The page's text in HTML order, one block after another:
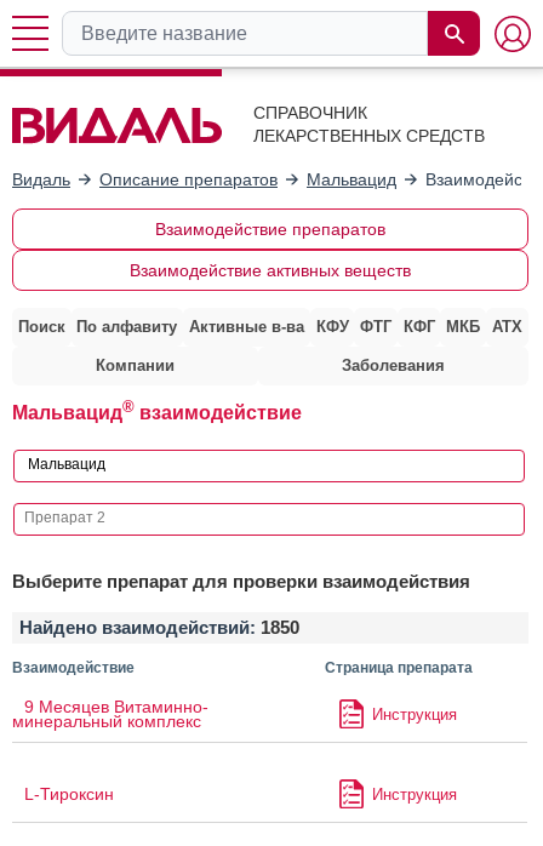
СПРАВОЧНИК
ЛЕКАРСТВЕННЫХ СРЕДСТВ
Видаль Описание препаратов Мальвацид
Взаимодействие препаратов
Взаимодействие активных веществ
Поиск По алфавиту Активные в-ва КФУ ФТГ КФГ МКБ АТХ
Компании Заболевания
Мальвацид® взаимодействие
Выберите препарат для проверки взаимодействия
Найдено взаимодействий: 1850
Взаимодействие Страница препарата
9 Месяцев Витаминно-
минеральный комплекс Инструкция
L-Тироксин Инструкция